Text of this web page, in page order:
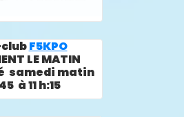
F5KPO
LE MATIN
samedi matin
à 11 h:15